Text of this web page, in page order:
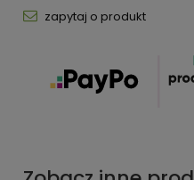
zapytaj o produkt